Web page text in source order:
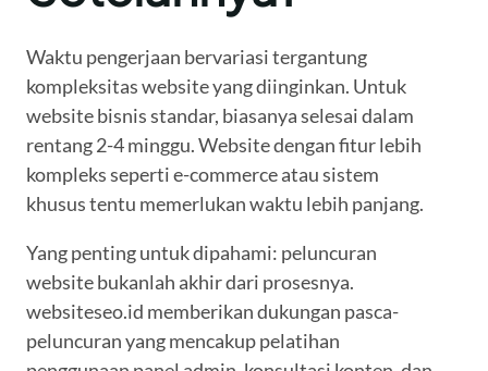
Waktu pengerjaan bervariasi tergantung
kompleksitas website yang diinginkan. Untuk
website bisnis standar, biasanya selesai dalam
rentang 2-4 minggu. Website dengan fitur lebih
kompleks seperti e-commerce atau sistem
khusus tentu memerlukan waktu lebih panjang.
Yang penting untuk dipahami: peluncuran
website bukanlah akhir dari prosesnya.
websiteseo.id memberikan dukungan pasca-
peluncuran yang mencakup pelatihan